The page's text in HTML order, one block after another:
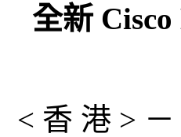
全新
< 香 港 >